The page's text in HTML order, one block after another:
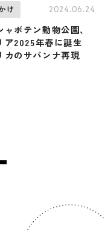
け 2024.06.24
ャボテン動物公園、
ア2025年春に誕生
カのサバンナ再現